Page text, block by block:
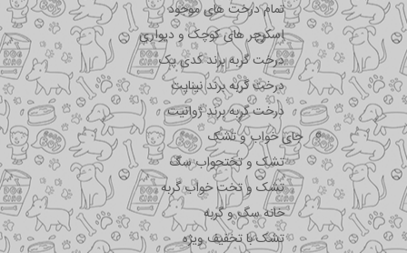
تمام درخت های موجود
اسکرچر های کوچک و دیواری
درخت گربه برند کدی پک
درخت گربه برند نیناپت
درخت گربه برند ژوانیت
جای خواب و تشک
تشک و تختحواب سگ
تشک و تخت خواب گربه
خانه سگ و گربه
تشک با تخفیف ویژه